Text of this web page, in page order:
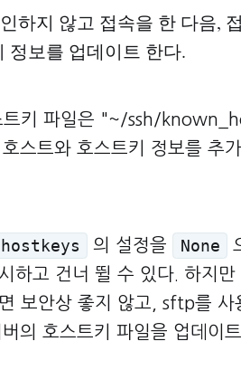
하지 않고 접속을 한 다음,
정보를 업데이트 한다.
트키 파일은 "~/ssh/
스트와 호스트키 정보를 추
의 설정을 None
하고 건너 뛸 수 있다. 하지만
보안상 좋지 않고, sftp를 사
의 호스트키 파일을 업데이